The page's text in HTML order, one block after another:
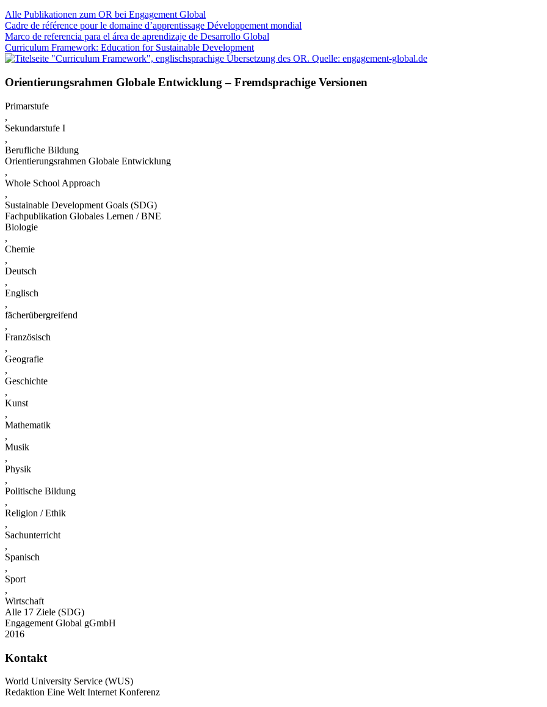
Alle Publikationen zum OR bei Engagement Global
Cadre de référence pour le domaine d’apprentissage Développement mondial
Marco de referencia para el área de aprendizaje de Desarrollo Global
Curriculum Framework: Education for Sustainable Development
Orientierungsrahmen Globale Entwicklung – Fremdsprachige Versionen
Primarstufe
,
Sekundarstufe I
,
Berufliche Bildung
Orientierungsrahmen Globale Entwicklung
,
Whole School Approach
,
Sustainable Development Goals (SDG)
Fachpublikation Globales Lernen / BNE
Biologie
,
Chemie
,
Deutsch
,
Englisch
,
fächerübergreifend
,
Französisch
,
Geografie
,
Geschichte
,
Kunst
,
Mathematik
,
Musik
,
Physik
,
Politische Bildung
,
Religion / Ethik
,
Sachunterricht
,
Spanisch
,
Sport
,
Wirtschaft
Alle 17 Ziele (SDG)
Engagement Global gGmbH
2016
Kontakt
World University Service (WUS)
Redaktion Eine Welt Internet Konferenz